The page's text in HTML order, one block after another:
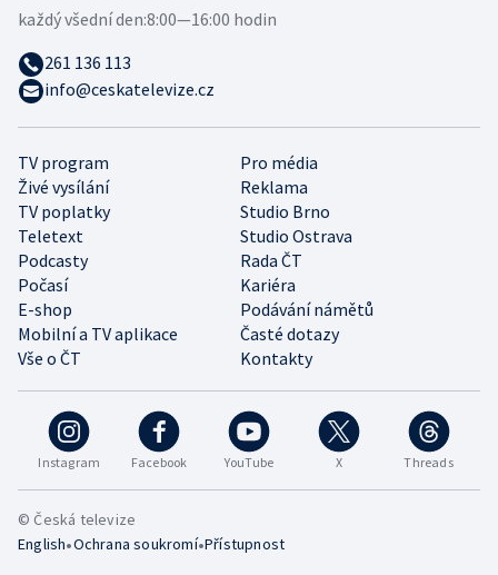
Instagram Facebook YouTube X Threads
TV program
Pro média
Živé vysílání
Reklama
TV poplatky
Studio Brno
Teletext
Studio Ostrava
Podcasty
Rada ČT
Počasí
Kariéra
E-shop
Podávání námětů
Mobilní a TV aplikace
Časté dotazy
Vše o ČT
Kontakty
každý všední den:8:00—16:00 hodin
261 136 113
info@ceskatelevize.cz
© Česká televize
English•Ochrana soukromí•Přístupnost